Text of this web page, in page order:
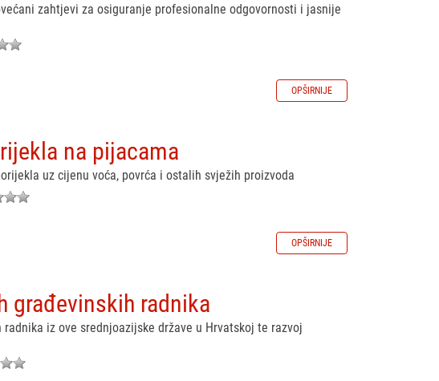
zahtjevi za osiguranje profesionalne odgovornosti i jasnije
OPŠIRNIJE
na pijacama
uz cijenu voća, povrća i ostalih svježih proizvoda
OPŠIRNIJE
građevinskih radnika
iz ove srednjoazijske države u Hrvatskoj te razvoj